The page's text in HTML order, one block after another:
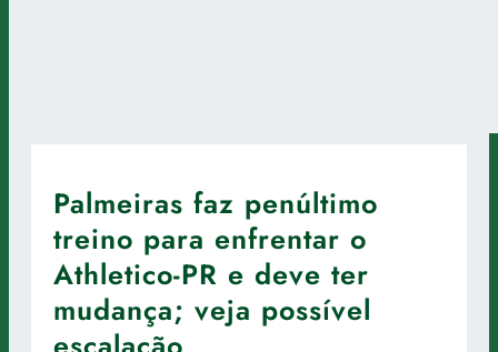
Palmeiras faz penúltimo
treino para enfrentar o
Athletico-PR e deve ter
mudança; veja possível